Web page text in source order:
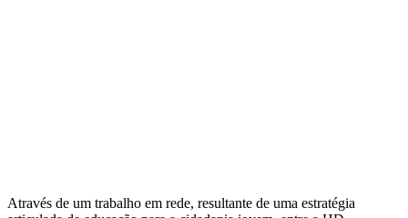
Através de um trabalho em rede, resultante de uma estratégia